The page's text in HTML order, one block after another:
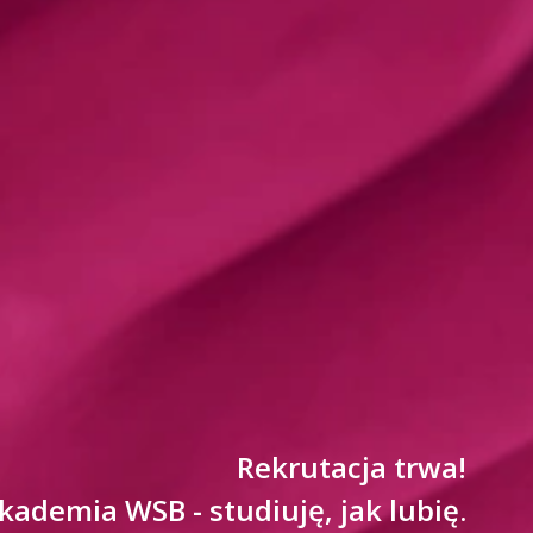
Rekrutacja trwa!
WSB - studiuję, jak lubię.